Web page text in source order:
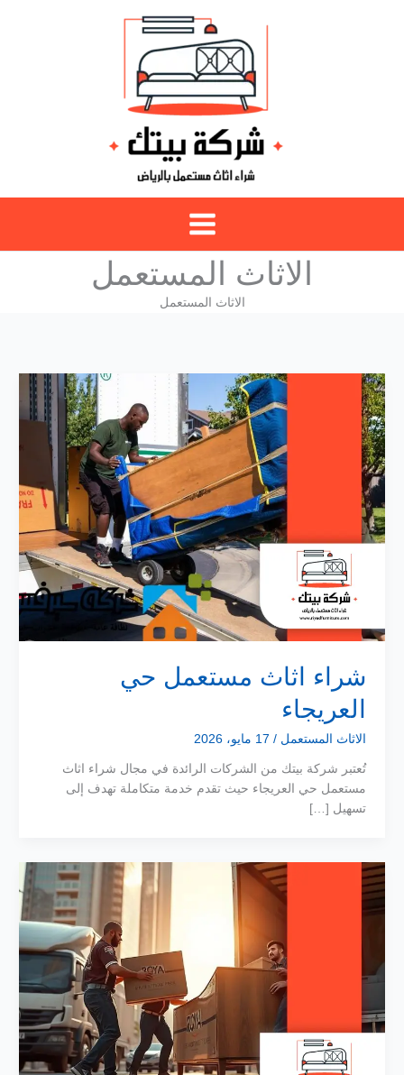
الاثاث المستعمل
الاثاث المستعمل
شراء اثاث مستعمل حي
العريجاء
الاثاث المستعمل / 17 مايو، 2026
تُعتبر شركة بيتك من الشركات الرائدة في مجال شراء اثاث
مستعمل حي العريجاء حيث تقدم خدمة متكاملة تهدف إلى
تسهيل […]